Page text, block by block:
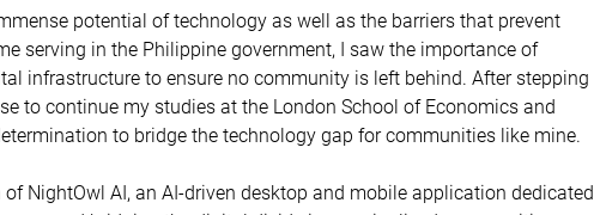
potential of technology as well as the barriers that prevent
serving in the Philippine government, I saw the importance of
infrastructure to ensure no community is left behind. After stepping
to continue my studies at the London School of Economics and
to bridge the technology gap for communities like mine.
NightOwl AI, an AI-driven desktop and mobile application dedicated